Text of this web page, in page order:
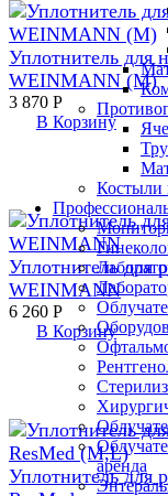
Костыли
аренда
Уплотнитель для
WEINMANN (M)
3 870 Р
В Корзину
Уплотнитель для
WEINMANN
6 260 Р
В Корзину
Уплотнитель для